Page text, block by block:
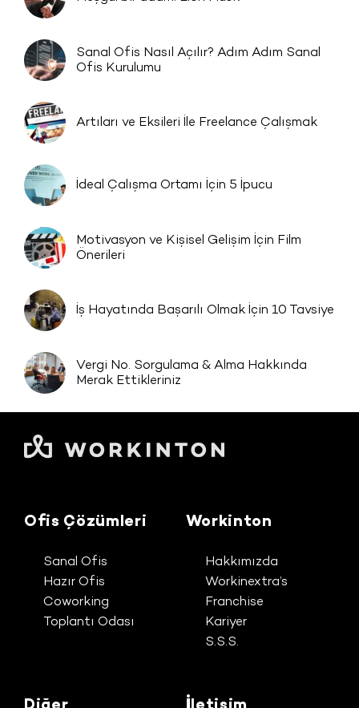
Sanal Ofis Nasıl Açılır? Adım Adım Sanal
Ofis Kurulumu
Artıları ve Eksileri İle Freelance Çalışmak
İdeal Çalışma Ortamı İçin 5 İpucu
Motivasyon ve Kişisel Gelişim İçin Film
Önerileri
İş Hayatında Başarılı Olmak İçin 10 Tavsiye
Vergi No. Sorgulama & Alma Hakkında
Merak Ettikleriniz
Ofis Çözümleri
Sanal Ofis
Hazır Ofis
Coworking
Toplantı Odası
Workinton
Hakkımızda
Workinextra’s
Franchise
Kariyer
S.S.S.